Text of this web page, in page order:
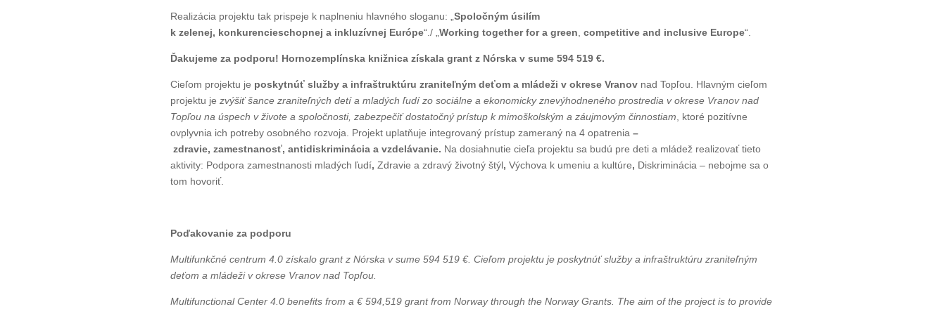
Realizácia projektu tak prispeje k naplneniu hlavného sloganu: „Spoločným úsilím
k zelenej, konkurencieschopnej a inkluzívnej Európe“./ „Working together for a green, competitive and inclusive Europe“.
Ďakujeme za podporu! Hornozemplínska knižnica získala grant z Nórska v sume 594 519 €.
Cieľom projektu je poskytnúť služby a infraštruktúru zraniteľným deťom a mládeži v okrese Vranovnad Topľou. Hlavným cieľom
projektu je zvýšiť šance zraniteľných detí a mladých ľudí zo sociálne a ekonomicky znevýhodneného prostredia v okrese Vranov nad
Topľou na úspech v živote a spoločnosti, zabezpečiť dostatočný prístup k mimoškolským a záujmovým činnostiam, ktoré pozitívne
ovplyvnia ich potreby osobného rozvoja. Projekt uplatňuje integrovaný prístup zameraný na 4 opatrenia –
zdravie, zamestnanosť, antidiskrimináciaa vzdelávanie. Na dosiahnutie cieľa projektu sa budú pre deti a mládež realizovať tieto
aktivity: Podpora zamestnanosti mladých ľudí, Zdravie a zdravý životný štýl, Výchova k umeniu a kultúre, Diskriminácia – nebojme sa o
tom hovoriť.
Poďakovanie za podporu
Multifunkčné centrum 4.0 získalo grant z Nórska v sume 594 519 €. Cieľom projektu je poskytnúť služby a infraštruktúru zraniteľným
deťom a mládeži v okrese Vranov nad Topľou.
Multifunctional Center 4.0 benefits from a € 594,519 grant from Norway through the Norway Grants. The aim of the project is to provide